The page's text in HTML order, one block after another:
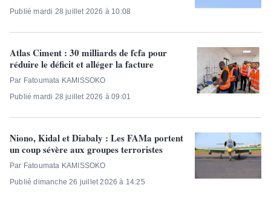
Publié mardi 28 juillet 2026 à 10:08
Atlas Ciment : 30 milliards de fcfa pour
réduire le déficit et alléger la facture
Par Fatoumata KAMISSOKO
Publié mardi 28 juillet 2026 à 09:01
Niono, Kidal et Diabaly : Les FAMa portent
un coup sévère aux groupes terroristes
Par Fatoumata KAMISSOKO
Publié dimanche 26 juillet 2026 à 14:25